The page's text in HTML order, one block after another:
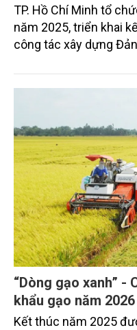
TP. Hồ Chí Minh tổ
năm 2025, triển khai
công tác xây dựng
“Dòng gạo xanh” -
khẩu gạo năm 2026
Kết thúc năm 2025